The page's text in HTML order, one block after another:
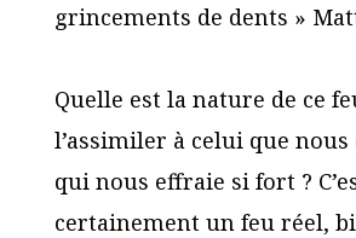
grincements de dents »
Quelle est la nature de ce
l’assimiler à celui que
qui nous effraie si fort ?
certainement un feu réel,